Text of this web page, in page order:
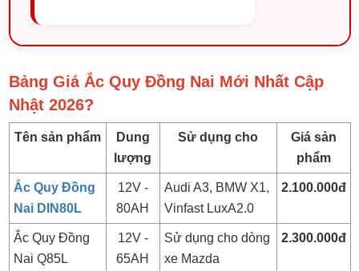
Bảng Giá Ắc Quy Đồng Nai Mới Nhất Cập
Nhật 2026?
Tên sản phẩm
Dung
lượng
Sử dụng cho
Giá sản
phẩm
Ắc Quy Đồng
Nai DIN80L
12V -
80AH
Audi A3, BMW X1,
Vinfast LuxA2.0
2.100.000đ
Ắc Quy Đồng
Nai Q85L
12V -
65AH
Sử dụng cho dòng
xe Mazda
2.300.000đ